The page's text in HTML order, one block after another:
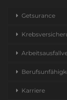
Getsurance
Karriere